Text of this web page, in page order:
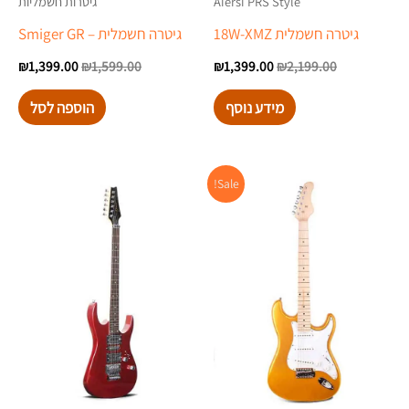
גיטרה חשמלית 18W-XMZ
₪2,199.00
₪1,399.00
מידע נוסף
גיטרה חשמלית – Smiger GR
₪1,599.00
₪1,399.00
הוספה לסל
Sale!המחיר
המקורי
המחיר
הנוכחי